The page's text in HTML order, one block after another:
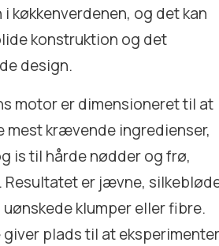
køkkenverdenen, og det kan
konstruktion og det
design.
motor er dimensioneret til at
mest krævende ingredienser,
is til hårde nødder og frø,
Resultatet er jævne,
klumper eller fibre.
giver plads til at